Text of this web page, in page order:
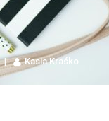
Kasia Kraśko